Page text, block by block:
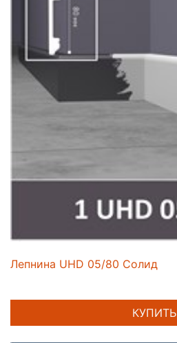
Лепнина UHD 05/80 Солид
КУПИТЬ